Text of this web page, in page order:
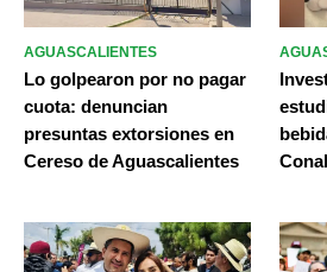
AGUASCALIENTES
Lo golpearon por no pagar
cuota: denuncian
presuntas extorsiones en
Cereso de Aguascalientes